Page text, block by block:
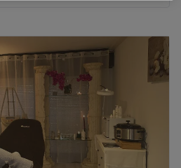
10:00
10:00
10:00–18:00
10:00
18:00
Gesloten
van Leuven vind je Yves